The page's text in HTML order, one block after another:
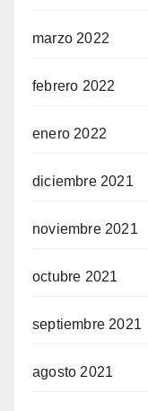
marzo 2022
febrero 2022
enero 2022
diciembre 2021
noviembre 2021
octubre 2021
septiembre 2021
agosto 2021